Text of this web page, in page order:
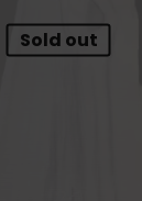
Sold out